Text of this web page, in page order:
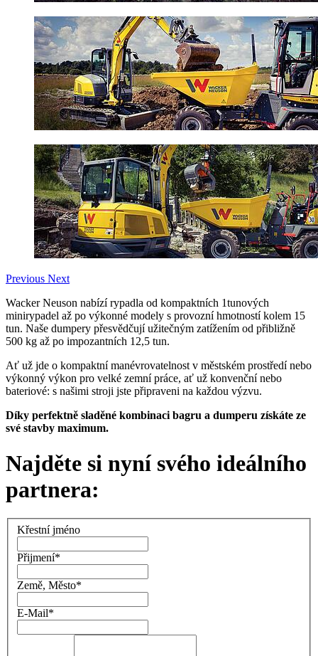
Previous Next
Wacker Neuson nabízí rypadla od kompaktních 1tunových
minirypadel až po výkonné modely s provozní hmotností kolem 15
tun. Naše dumpery přesvědčují užitečným zatížením od přibližně
500 kg až po impozantních 12,5 tun.
Ať už jde o kompaktní manévrovatelnost v městském prostředí nebo
výkonný výkon pro velké zemní práce, ať už konvenční nebo
bateriové: s našimi stroji jste připraveni na každou výzvu.
Díky perfektně sladěné kombinaci bagru a dumperu získáte ze
své stavby maximum.
Najděte si nyní svého ideálního
partnera:
Křestní jméno
Přijmení*
Země, Město*
E-Mail*